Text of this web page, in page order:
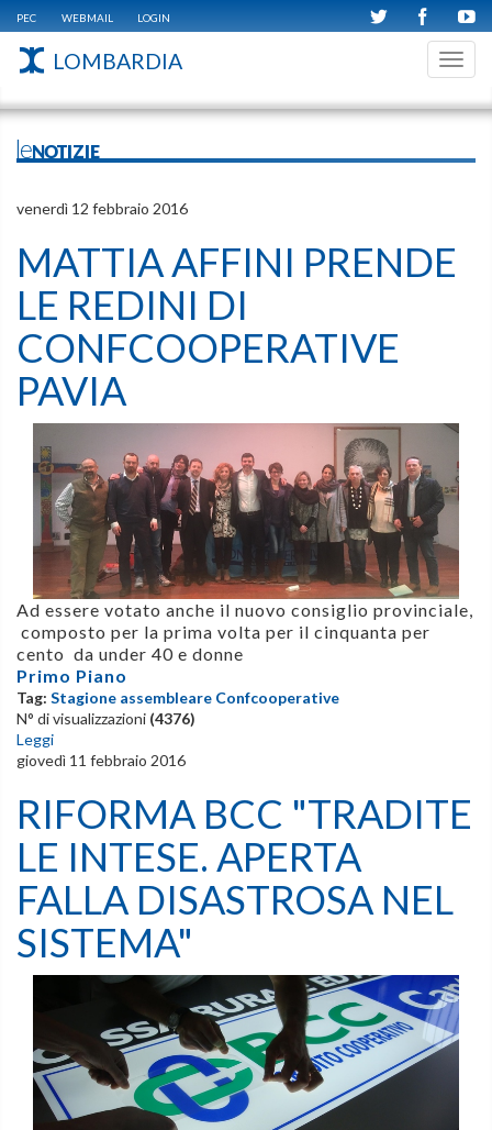
PEC WEBMAIL LOGIN
LOMBARDIA
leNOTIZIE
venerdì 12 febbraio 2016
MATTIA AFFINI PRENDE
LE REDINI DI
CONFCOOPERATIVE
PAVIA
Ad essere votato anche il nuovo consiglio provinciale,
composto per la prima volta per il cinquanta per
cento da under 40 e donne
Primo Piano
Tag: Stagione assembleare Confcooperative
N° di visualizzazioni (4376)
Leggi
giovedì 11 febbraio 2016
RIFORMA BCC "TRADITE
LE INTESE. APERTA
FALLA DISASTROSA NEL
SISTEMA"